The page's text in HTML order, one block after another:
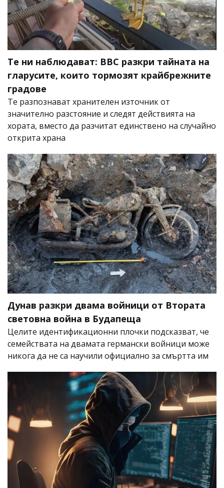
Те ни наблюдават: BBC разкри тайната на
гларусите, които тормозят крайбрежните
градове
Те разпознават хранителен източник от
значително разстояние и следят действията на
хората, вместо да разчитат единствено на случайно
открита храна
Дунав разкри двама войници от Втората
световна война в Будапеща
Целите идентификационни плочки подсказват, че
семействата на двамата германски войници може
никога да не са научили официално за смъртта им